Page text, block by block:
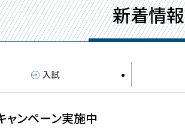
新着情報
入試
ャンペーン実施中